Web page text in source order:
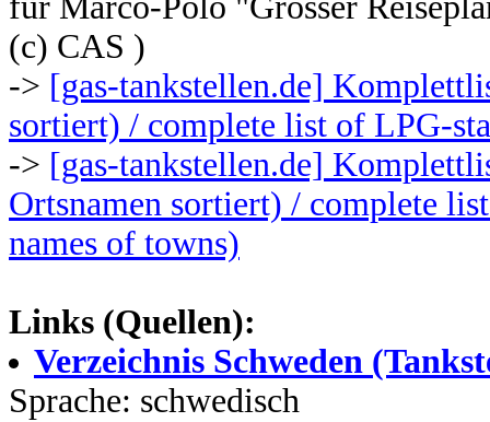
(c) CAS )
-> [gas-tankstellen.de]
sortiert) / complete list of LPG-
-> [gas-tankstellen.de]
Ortsnamen sortiert) / complete
names of towns)
Links (Quellen):
Verzeichnis Schweden
Sprache: schwedisch